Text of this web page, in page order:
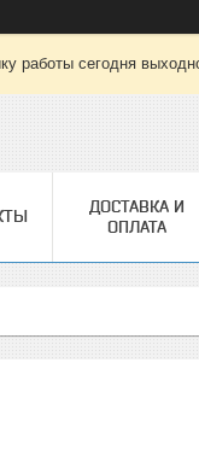
работы сегодня
ДОСТАВКА И
ОПЛАТА